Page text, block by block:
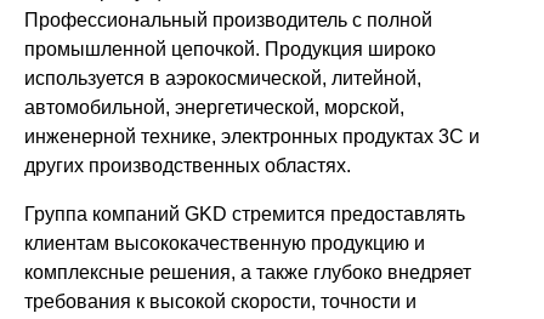
Профессиональный производитель с полной
промышленной цепочкой. Продукция широко
используется в аэрокосмической, литейной,
автомобильной, энергетической, морской,
инженерной технике, электронных продуктах 3C и
других производственных областях.
Группа компаний GKD стремится предоставлять
клиентам высококачественную продукцию и
комплексные решения, а также глубоко внедряет
требования к высокой скорости, точности и